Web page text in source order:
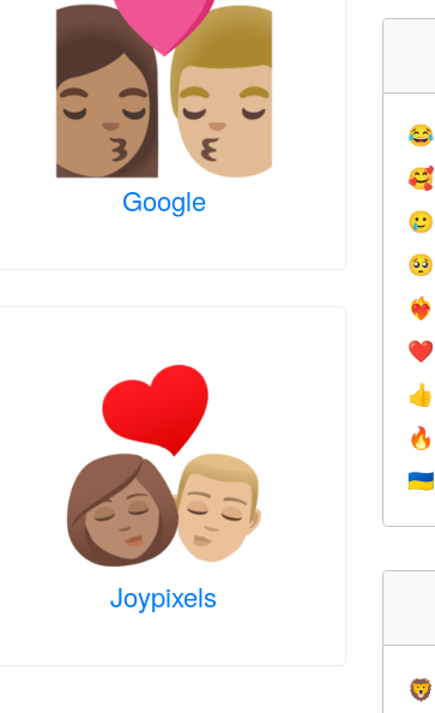
Google
Joypixels
😂
🥰
🥲
🥺
❤️‍🔥
❤️
👍
🔥
🇺🇦
🦁